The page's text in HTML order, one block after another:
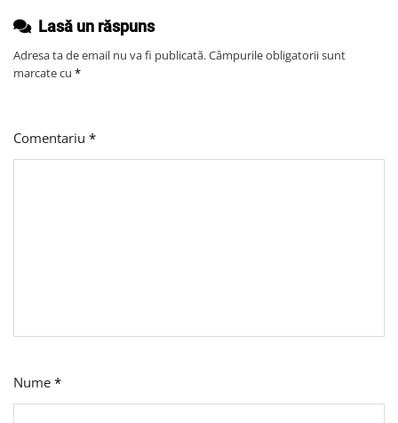
Lasă un răspuns
Adresa ta de email nu va fi publicată.Câmpurile obligatorii sunt
marcate cu *
Comentariu *
Nume *